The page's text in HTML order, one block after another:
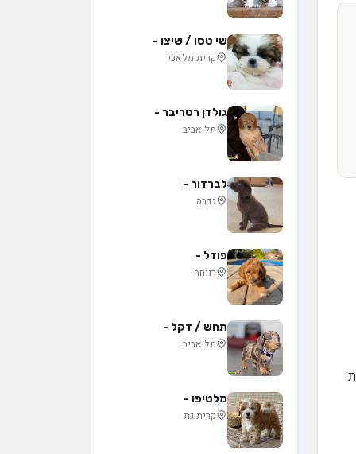
שי טסו / שיצו -
קרית מלאכי
גולדן רטריבר -
תל אביב
לברדור -
גדרה
פודל -
רווחה
תחש / דקל -
תל אביב
מלטיפו -
קרית גת